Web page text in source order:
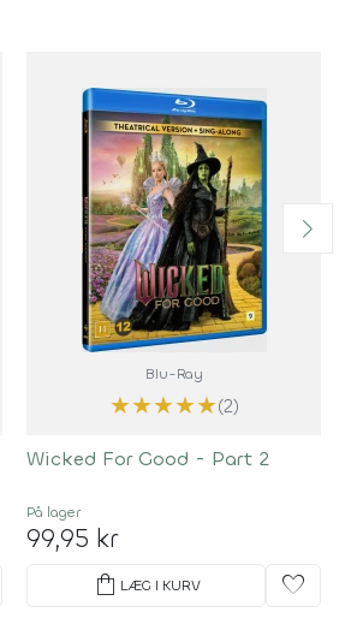
Blu-Ray
★★★★★(2)
Wicked For Good - Part 2
På lager
99,95 kr
shopping_bag LÆG I KURV favorite